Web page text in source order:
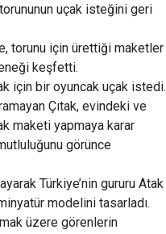
torununun uçak isteğini geri
torunu için ürettiği maketler
keşfetti.
için bir oyuncak uçak istedi.
Çıtak, evindeki ve
maketi yapmaya karar
görünce
Türkiye’nin gururu Atak
modelini tasarladı.
üzere görenlerin